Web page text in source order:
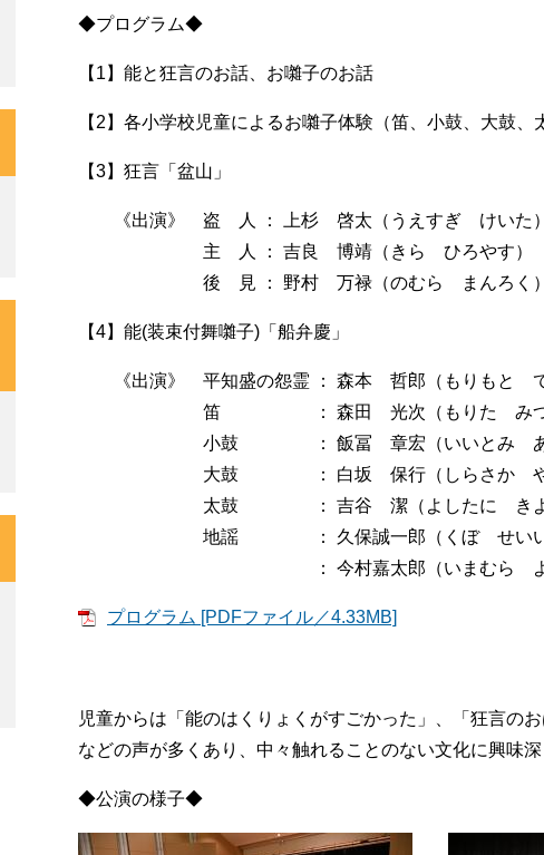
◆プログラム◆
【1】能と狂言のお話、お囃子のお話
【2】各小学校児童によるお囃子体験（笛、小鼓、大鼓、
【3】狂言「盆山」
《出演》 盗 人 ： 上杉 啓太（うえすぎ けいた
主 人 ： 吉良 博靖（きら ひろやす）
後 見 ： 野村 万禄（のむら まんろく
【4】能(装束付舞囃子)「船弁慶」
《出演》 平知盛の怨霊 ： 森本 哲郎（もりもと て
笛 ： 森田 光次（もりた みつ
小鼓 ： 飯冨 章宏（いいとみ あき
大鼓 ： 白坂 保行（しらさか やす
太鼓 ： 吉谷 潔（よしたに きよ
地謡 ： 久保誠一郎（くぼ せいいち
： 今村嘉太郎（いまむら よし
プログラム [PDFファイル／4.33MB]
児童からは「能のはくりょくがすごかった」、「狂言の
などの声が多くあり、中々触れることのない文化に興味
◆公演の様子◆